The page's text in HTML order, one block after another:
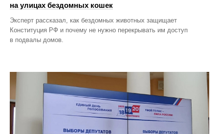
на улицах бездомных кошек
Эксперт рассказал, как бездомных животных защищает
Конституция РФ и почему не нужно перекрывать им доступ
в подвалы домов.